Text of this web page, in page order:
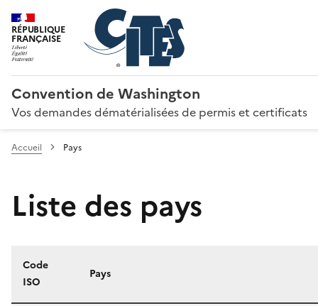
RÉPUBLIQUE
FRANÇAISE
Convention de Washington
Vos demandes dématérialisées de permis et certificats
Accueil Pays
Liste des pays
Code
ISO
Pays